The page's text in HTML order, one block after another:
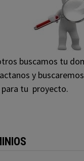
buscamos tu
y
para tu proyecto.